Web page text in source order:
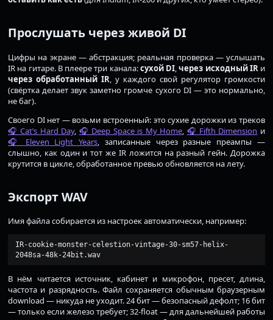
Прослушать через живой DI
Цифры на экране — абстракция; реальная проверка — услышать
IR на гитаре. В плеере три канала:сухой DI,через исходный IRи
через обработанный IR, у каждого свой регулятор громкости
(свёртка делает звук заметно громче сухого DI — это нормально,
не баг).
Своего DI нет — возьми встроенный: это сухие дорожки из треков
Cat’s Hard Day, Deep Space is My Home, Fifth Dimension и
Eleven Light Years, записанные через разные преампы —
слышно, как один и тот же IR ложится на разный гейн. Дорожка
крутится в цикле, обработанное превью обновляется на лету.
Экспорт WAV
Имя файла собирается из настроек автоматически, например:
IR-cookie-monster-celestion-vintage-30-sm57-helix-
2048sa-48k-24bit.wav
В нём читается источник, кабинет и микрофон, пресет, длина,
частота и разрядность. Файл сохраняется обычным браузерным
download — никуда не уходит. 24 бит — безопасный дефолт; 16 бит
— только если железо требует; 32-float — для дальнейшей работы